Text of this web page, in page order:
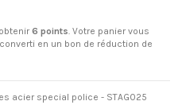
6 points. Votre panier vous
en un bon de réduction de
acier special police - STAG025